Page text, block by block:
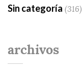
Sin categoría (316)
archivos